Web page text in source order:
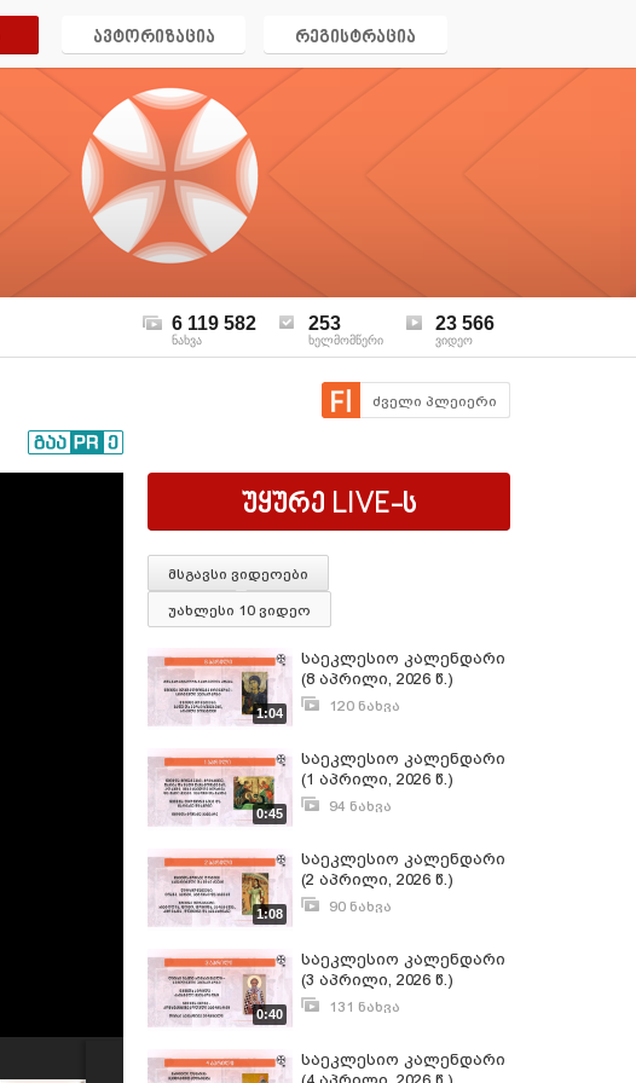
ავტორიზაცია რეგისტრაცია
6 119 582
ნახვა
253
ხელმომწერი
23 566
ვიდეო
ძველი პლეიერი
უყურე LIVE-ს
მსგავსი ვიდეოები
უახლესი 10 ვიდეო
1:04
საეკლესიო კალენდარი
(8 აპრილი, 2026 წ.)
120 ნახვა
0:45
საეკლესიო კალენდარი
(1 აპრილი, 2026 წ.)
94 ნახვა
1:08
საეკლესიო კალენდარი
(2 აპრილი, 2026 წ.)
90 ნახვა
0:40
საეკლესიო კალენდარი
(3 აპრილი, 2026 წ.)
131 ნახვა
საეკლესიო კალენდარი